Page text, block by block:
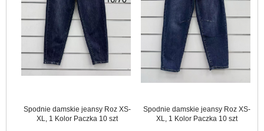
Spodnie damskie jeansy Roz XS-
XL, 1 Kolor Paczka 10 szt
Spodnie damskie jeansy Roz XS-
XL, 1 Kolor Paczka 10 szt